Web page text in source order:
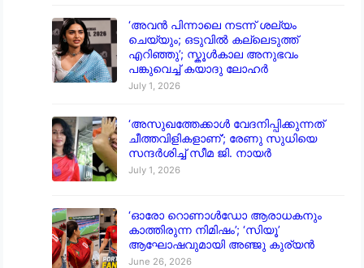
‘അവൻ പിന്നാലെ നടന്ന് ശല്യം
ചെയ്യും; ഒടുവിൽ കല്ലെടുത്ത്
എറിഞ്ഞു’; സ്കൂൾകാല അനുഭവം
പങ്കുവെച്ച് കയാദു ലോഹർ
July 1, 2026
‘അസുഖത്തേക്കാൾ വേദനിപ്പിക്കുന്നത്
ചീത്തവിളികളാണ്’; രേണു സുധിയെ
സന്ദർശിച്ച് സീമ ജി. നായർ
July 1, 2026
‘ഓരോ റൊണാൾഡോ ആരാധകനും
കാത്തിരുന്ന നിമിഷം’; ‘സിയൂ’
ആഘോഷവുമായി അഞ്ജു കുര്യൻ
June 26, 2026